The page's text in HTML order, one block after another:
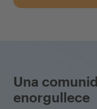
Una
enorgullece